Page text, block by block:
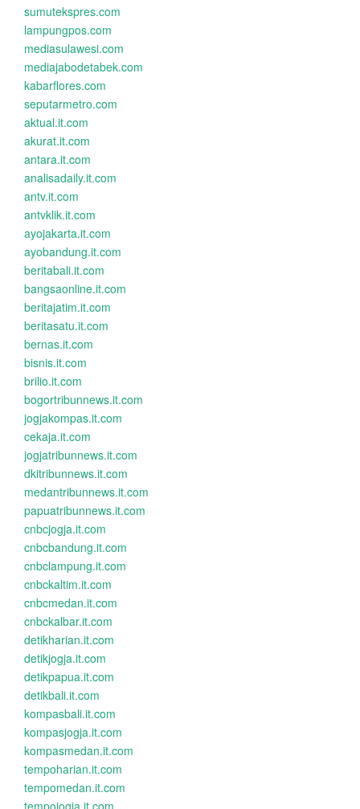
sumutekspres.com
lampungpos.com
mediasulawesi.com
mediajabodetabek.com
kabarflores.com
seputarmetro.com
aktual.it.com
akurat.it.com
antara.it.com
analisadaily.it.com
antv.it.com
antvklik.it.com
ayojakarta.it.com
ayobandung.it.com
beritabali.it.com
bangsaonline.it.com
beritajatim.it.com
beritasatu.it.com
bernas.it.com
bisnis.it.com
brilio.it.com
bogortribunnews.it.com
jogjakompas.it.com
cekaja.it.com
jogjatribunnews.it.com
dkitribunnews.it.com
medantribunnews.it.com
papuatribunnews.it.com
cnbcjogja.it.com
cnbcbandung.it.com
cnbclampung.it.com
cnbckaltim.it.com
cnbcmedan.it.com
cnbckalbar.it.com
detikharian.it.com
detikjogja.it.com
detikpapua.it.com
detikbali.it.com
kompasbali.it.com
kompasjogja.it.com
kompasmedan.it.com
tempoharian.it.com
tempomedan.it.com
tempojogja.it.com